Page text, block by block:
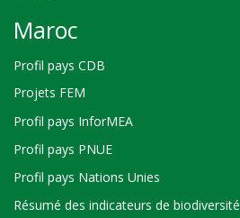
Maroc
Profil pays CDB
Projets FEM
Profil pays InforMEA
Profil pays PNUE
Profil pays Nations Unies
Résumé des indicateurs de biodiversité